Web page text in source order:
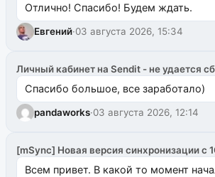
Отлично! Спасибо! Будем ждать.
Евгений·03 августа 2026, 15:34
Личный кабинет на Sendit - не удается
Спасибо большое, все заработало)
pandaworks·03 августа 2026, 12:14
[mSync] Новая версия синхронизации с
Всем привет. В какой то момент